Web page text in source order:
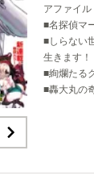
アファイ
■名探偵マ
■しらない
生きます
■絢爛たる
■轟大丸の